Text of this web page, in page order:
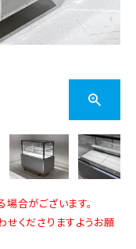
合がございます。
くださりますようお願